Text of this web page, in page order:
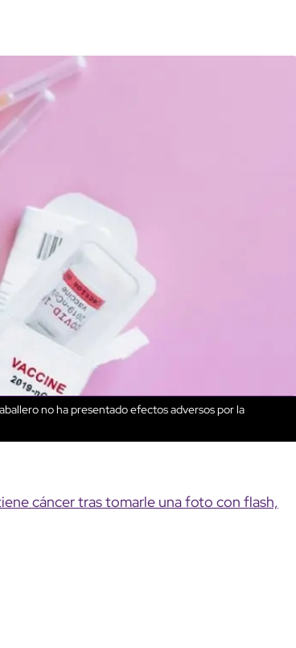
no ha presentado efectos adversos por la
cáncer tras tomarle una foto con flash,